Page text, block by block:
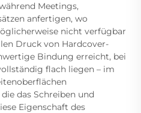
Meetings,
anfertigen, wo
nicht verfügbar
Druck von Hardcover-
Bindung erreicht, bei
flach liegen – im
das Schreiben und
Eigenschaft des